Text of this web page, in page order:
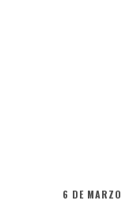
6 DE MARZO